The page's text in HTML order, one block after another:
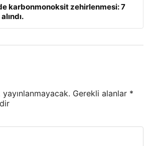
karbonmonoksit zehirlenmesi: 7
Gerekli alanlar *